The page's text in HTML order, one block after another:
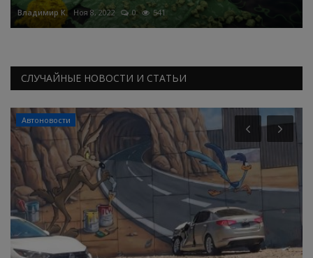
Владимир К. Ноя 8, 2022 0 541
СЛУЧАЙНЫЕ НОВОСТИ И СТАТЬИ
Автоновости